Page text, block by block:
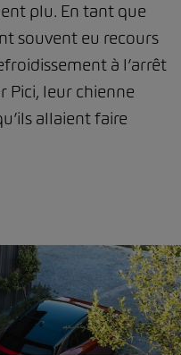
plu. En tant que
souvent eu recours
à l’arrêt
Pici, leur chienne
allaient faire